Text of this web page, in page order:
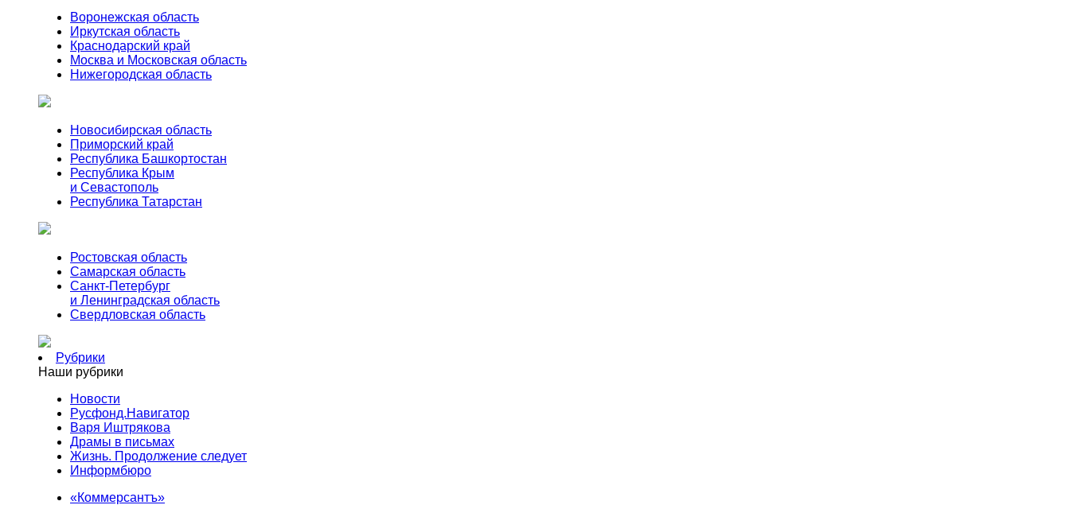
Воронежская область
Иркутская область
Краснодарский край
Москва и Московская область
Нижегородская область
Новосибирская область
Приморский край
Республика Башкортостан
Республика Крым
и Севастополь
Республика Татарстан
Ростовская область
Самарская область
Санкт-Петербург
и Ленинградская область
Свердловская область
Рубрики
Наши рубрики
Новости
Русфонд.Навигатор
Варя Иштрякова
Драмы в письмах
Жизнь. Продолжение следует
Информбюро
«Коммерсантъ»